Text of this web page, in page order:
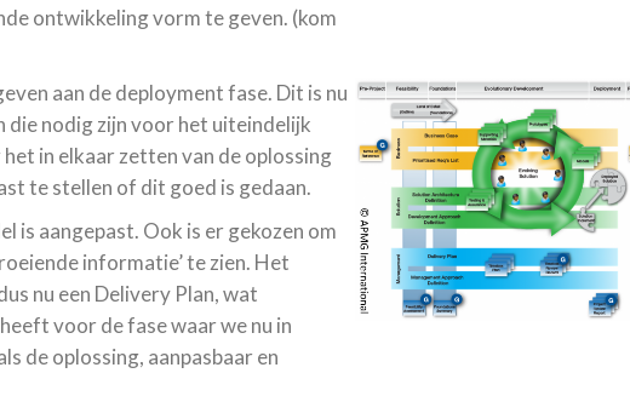
ontwikkeling vorm te geven. (kom
aan de deployment fase. Dit is nu
die nodig zijn voor het uiteindelijk
in elkaar zetten van de oplossing
te stellen of dit goed is gedaan.
is aangepast. Ook is er gekozen om
informatie’ te zien. Het
nu een Delivery Plan, wat
voor de fase waar we nu in
de oplossing, aanpasbaar en